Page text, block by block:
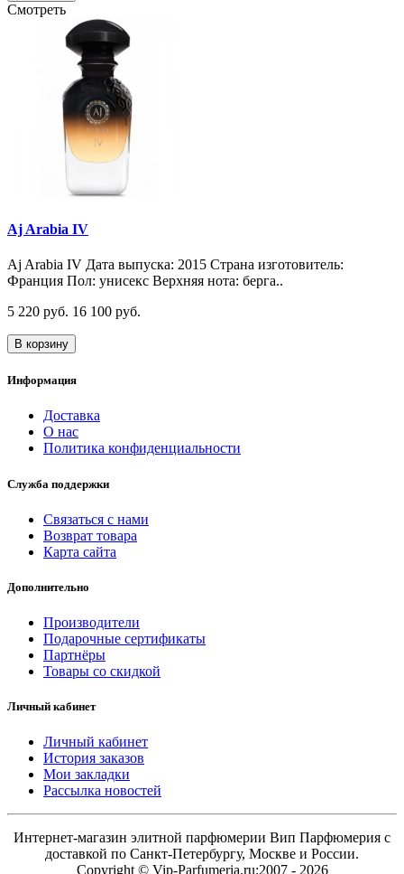
Смотреть
Aj Arabia IV
Aj Arabia IV Дата выпуска: 2015 Страна изготовитель:
Франция Пол: унисекс Верхняя нота: берга..
5 220 руб. 16 100 руб.
В корзину
Информация
Доставка
О нас
Политика конфиденциальности
Служба поддержки
Связаться с нами
Возврат товара
Карта сайта
Дополнительно
Производители
Подарочные сертификаты
Партнёры
Товары со скидкой
Личный кабинет
Личный кабинет
История заказов
Мои закладки
Рассылка новостей
Интернет-магазин элитной парфюмерии Вип Парфюмерия с
доставкой по Санкт-Петербургу, Москве и России.
Copyright © Vip-Parfumeria.ru;2007 - 2026